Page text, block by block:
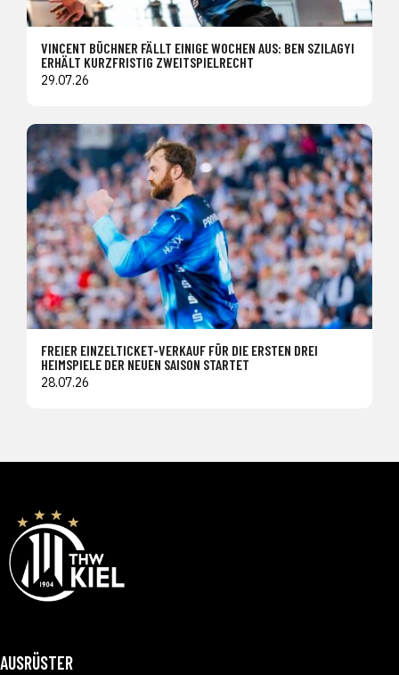
VINCENT BÜCHNER FÄLLT EINIGE WOCHEN AUS: BEN SZILAGYI
ERHÄLT KURZFRISTIG ZWEITSPIELRECHT
29.07.26
FREIER EINZELTICKET-VERKAUF FÜR DIE ERSTEN DREI
HEIMSPIELE DER NEUEN SAISON STARTET
28.07.26
AUSRÜSTER